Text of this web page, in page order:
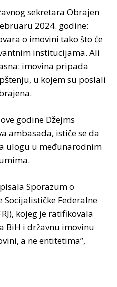
sekretara Obrajen
2024. godine:
o imovini tako što će
institucijama. Ali
imovina pripada
u kojem su poslali
godine Džejms
ambasada, ističe se da
ulogu u međunarodnim
Sporazum o
Socijalističke Federalne
kojeg je ratifikovala
BiH i državnu imovinu
a ne entitetima”,